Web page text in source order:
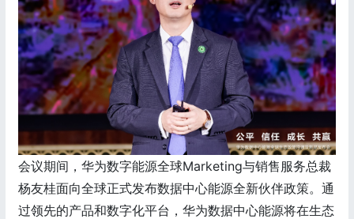
会议期间，华为数字能源全球Marketing与销售服务总裁
杨友桂面向全球正式发布数据中心能源全新伙伴政策。通
过领先的产品和数字化平台，华为数据中心能源将在生态